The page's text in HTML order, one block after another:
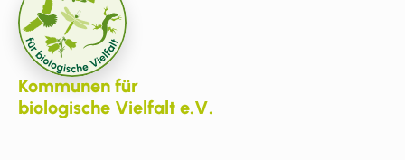
Kommunen für
biologische Vielfalt e.V.